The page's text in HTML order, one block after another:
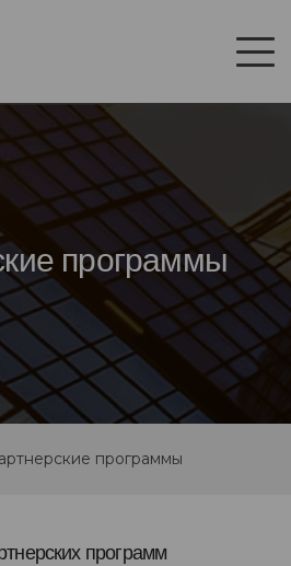
программы
программы
программ